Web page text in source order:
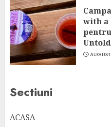
with a
Untold
Sectiuni
ACASA